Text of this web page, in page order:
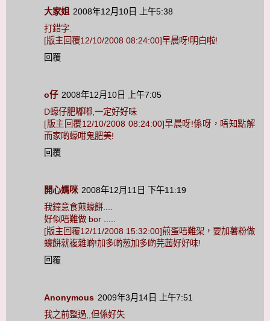
大家姐 2008年12月10日 上午5:38
打錯字.
[版主回覆12/10/2008 08:24:00]早晨呀!明白啦!
回覆
o仔 2008年12月10日 上午7:05
D蠔仔肥嘟嘟,一定好好味
[版主回覆12/10/2008 08:24:00]早晨呀!係呀，唔知點解
而家啲蠔咁鬼肥美!
回覆
開心媽咪 2008年12月11日 下午11:19
我鐘意食煎蠔餅....
好似唔難做 bor .....
[版主回覆12/11/2008 15:32:00]煎蛋唔難架，要加薯粉做
蠔餅就複雜啲!加多啲葱加多啲芫茜好好味!
回覆
Anonymous 2009年3月14日 上午7:51
我之前整過,,但係好失